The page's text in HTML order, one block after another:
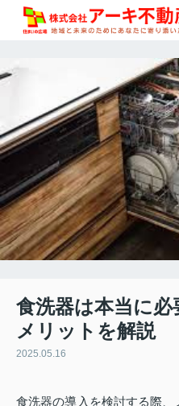
食洗器は本当に
メリットを解説
2025.05.16
食洗器の導入を検討する際